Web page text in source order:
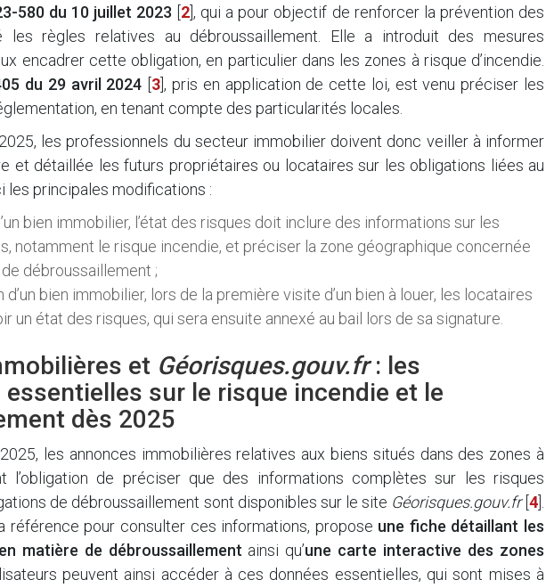
580 du 10 juillet 2023 2], qui a pour objectif de renforcer la prévention des
les règles relatives au débroussaillement. Elle a introduit des mesures
encadrer cette obligation, en particulier dans les zones à risque d’incendie.
du 29 avril 2024 3], pris en application de cette loi, est venu préciser les
en tenant compte des particularités locales.
les professionnels du secteur immobilier doivent donc veiller à informer
et détaillée les futurs propriétaires ou locataires sur les obligations liées au
les principales modifications :
bien immobilier, l’état des risques doit inclure des informations sur les
notamment le risque incendie, et préciser la zone géographique concernée
de débroussaillement ;
d’un bien immobilier, lors de la première visite d’un bien à louer, les locataires
un état des risques, qui sera ensuite annexé au bail lors de sa signature.
et Géorisques.gouv.fr: les
sur le risque incendie et le
dès 2025
les annonces immobilières relatives aux biens situés dans des zones à
l’obligation de préciser que des informations complètes sur les risques
de débroussaillement sont disponibles sur le site Géorisques.gouv.fr[4 .
référence pour consulter ces informations, propose une fiche détaillant les
matière de débroussaillement ainsi qu’une carte interactive des zones
peuvent ainsi accéder à ces données essentielles, qui sont mises à